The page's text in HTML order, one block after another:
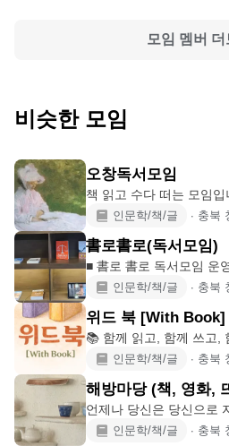
모임 멤버 더
비슷한 모임
오창독서모임
인문학/책/글 ∙ 충북
書로書로(독서모임)
■ 書로 書로 독서모임 운영 규정 - 서로서
은 책을 통
인문학/책/글 ∙ 충북
위드 북 [With Book]
📚 함께 읽고, 함께 쓰고,
Book]인문학/책/글 ∙ 충북
해방마당 (책, 영화,
언제나 당신은 당신으로 자유로우
를 마시는 찻집이자,
인문학/책/글 ∙ 충북